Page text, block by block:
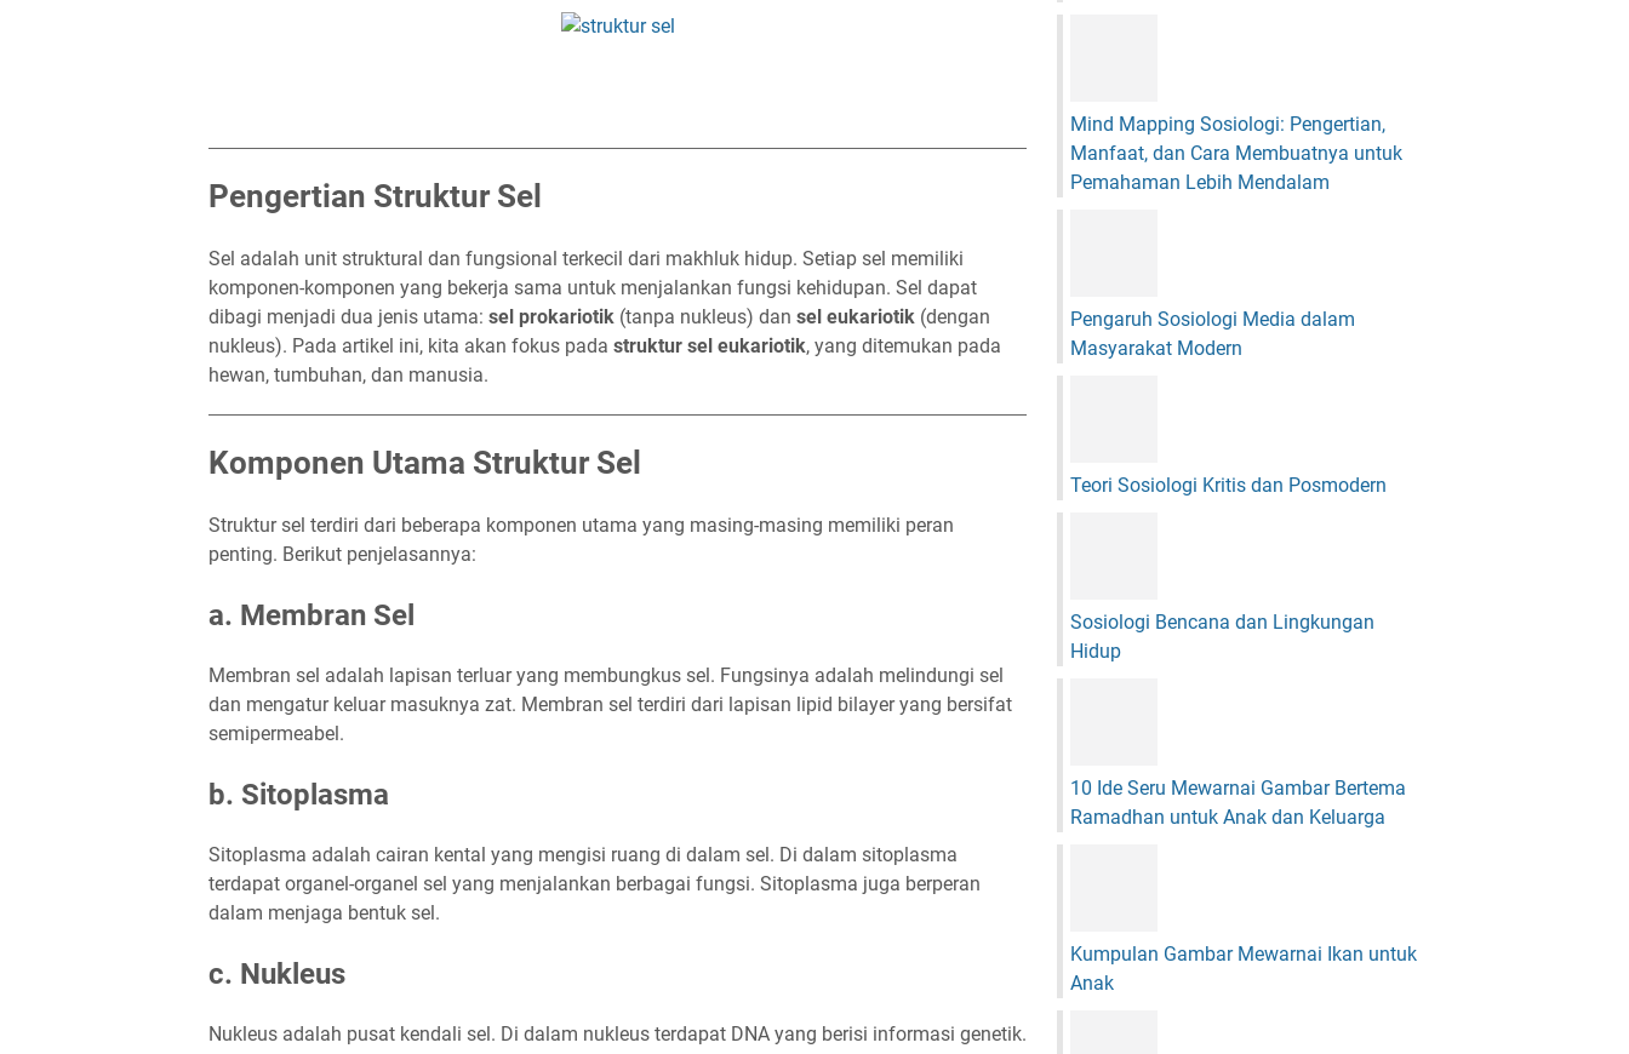
Pengertian Struktur Sel
Sel adalah unit struktural dan fungsional terkecil dari makhluk hidup. Setiap sel memiliki
komponen-komponen yang bekerja sama untuk menjalankan fungsi kehidupan. Sel dapat
dibagi menjadi dua jenis utama: sel prokariotik (tanpa nukleus) dan sel eukariotik (dengan
nukleus). Pada artikel ini, kita akan fokus pada struktur sel eukariotik, yang ditemukan pada
hewan, tumbuhan, dan manusia.
Komponen Utama Struktur Sel
Struktur sel terdiri dari beberapa komponen utama yang masing-masing memiliki peran
penting. Berikut penjelasannya:
a. Membran Sel
Membran sel adalah lapisan terluar yang membungkus sel. Fungsinya adalah melindungi sel
dan mengatur keluar masuknya zat. Membran sel terdiri dari lapisan lipid bilayer yang bersifat
semipermeabel.
b. Sitoplasma
Sitoplasma adalah cairan kental yang mengisi ruang di dalam sel. Di dalam sitoplasma
terdapat organel-organel sel yang menjalankan berbagai fungsi. Sitoplasma juga berperan
dalam menjaga bentuk sel.
c. Nukleus
Nukleus adalah pusat kendali sel. Di dalam nukleus terdapat DNA yang berisi informasi genetik.
Mind Mapping Sosiologi: Pengertian,
Manfaat, dan Cara Membuatnya untuk
Pemahaman Lebih Mendalam
Pengaruh Sosiologi Media dalam
Masyarakat Modern
Teori Sosiologi Kritis dan Posmodern
Sosiologi Bencana dan Lingkungan
Hidup
10 Ide Seru Mewarnai Gambar Bertema
Ramadhan untuk Anak dan Keluarga
Kumpulan Gambar Mewarnai Ikan untuk
Anak